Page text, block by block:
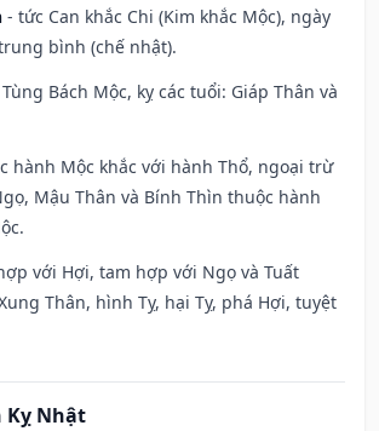
- tức Can khắc Chi (Kim khắc Mộc), ngày
bình (chế nhật).
Bách Mộc, kỵ các tuổi: Giáp Thân và
hành Mộc khắc với hành Thổ, ngoại trừ
Mậu Thân và Bính Thìn thuộc hành
với Hợi, tam hợp với Ngọ và Tuất
Thân, hình Tỵ, hại Tỵ, phá Hợi, tuyệt
Kỵ Nhật